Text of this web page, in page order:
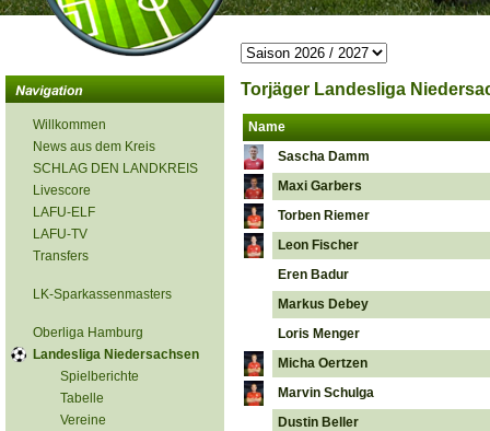
Willkommen
News aus dem Kreis
SCHLAG DEN LANDKREIS
Livescore
LAFU-ELF
LAFU-TV
Transfers
LK-Sparkassenmasters
Oberliga Hamburg
Landesliga Niedersachsen
Spielberichte
Tabelle
Vereine
Torjäger Landesliga
Name
Sascha Damm
Maxi Garbers
Torben Riemer
Leon Fischer
Eren Badur
Markus Debey
Loris Menger
Micha Oertzen
Marvin Schulga
Dustin Beller